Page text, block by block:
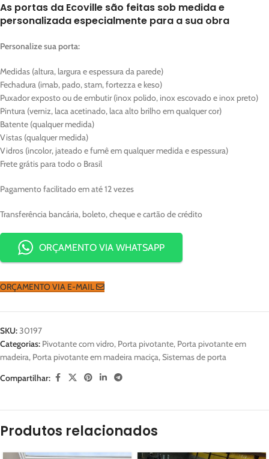
As portas da Ecoville são feitas sob medida e
personalizada especialmente para a sua obra
Personalize sua porta:
Medidas (altura, largura e espessura da parede)
Fechadura (imab, pado, stam, fortezza e keso)
Puxador exposto ou de embutir (inox polido, inox escovado e inox preto)
Pintura (verniz, laca acetinado, laca alto brilho em qualquer cor)
Batente (qualquer medida)
Vistas (qualquer medida)
Vidros (incolor, jateado e fumê em qualquer medida e espessura)
Frete grátis para todo o Brasil
Pagamento facilitado em até 12 vezes
Transferência bancária, boleto, cheque e cartão de crédito
ORÇAMENTO VIA WHATSAPP
ORÇAMENTO VIA E-MAIL
SKU:30197
Categorias: Pivotante com vidro, Porta pivotante, Porta pivotante em
madeira, Porta pivotante em madeira maciça,Sistemas de porta
Compartilhar:
Produtos relacionados